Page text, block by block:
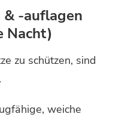
& -auflagen
Nacht)
zu schützen, sind
weiche